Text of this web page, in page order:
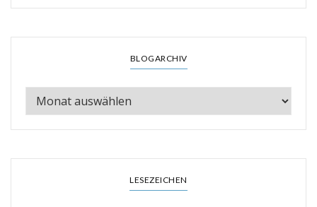
BLOGARCHIV
LESEZEICHEN